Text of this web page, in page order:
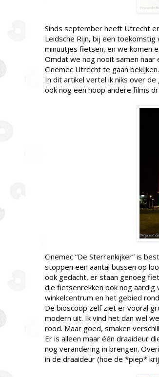
Sinds september heeft Utrecht
Leidsche Rijn, bij een
minuutjes fietsen, en we komen
Omdat we nog nooit samen
Cinemec Utrecht te gaan bekijken.
In dit artikel vertel ik niks over
ook nog een hoop andere films
Cinemec “De Sterrenkijker” is
stoppen een aantal bussen op
ook gedacht, er staan genoeg
die fietsenrekken ook nog aardig
winkelcentrum en het gebied
De bioscoop zelf ziet er vooral
modern uit. Ik vind het dan wel
rood. Maar goed, smaken
Er is alleen maar één draaideur
nog verandering in brengen.
in de draaideur (hoe de *piep*